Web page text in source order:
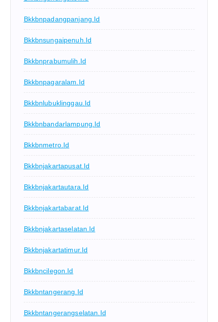
Bkkbnpadangpanjang.id
Bkkbnsungaipenuh.id
Bkkbnprabumulih.id
Bkkbnpagaralam.id
Bkkbnlubuklinggau.id
Bkkbnbandarlampung.id
Bkkbnmetro.id
Bkkbnjakartapusat.id
Bkkbnjakartautara.id
Bkkbnjakartabarat.id
Bkkbnjakartaselatan.id
Bkkbnjakartatimur.id
Bkkbncilegon.id
Bkkbntangerang.id
Bkkbntangerangselatan.id